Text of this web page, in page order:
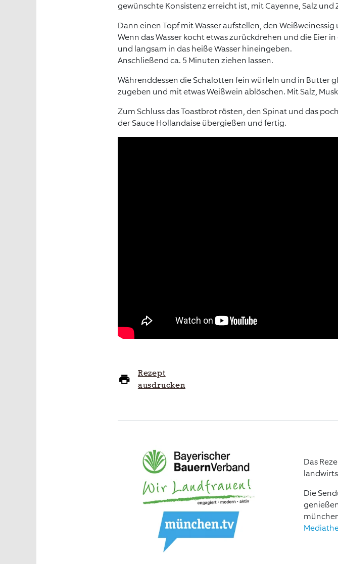
gewünschte Konsistenz erreicht ist, mit Cayenne, Salz
Dann einen Topf mit Wasser aufstellen, den Weißweinessig
Wenn das Wasser kocht etwas zurückdrehen und die Eier
und langsam in das heiße Wasser hineingeben.
Anschließend ca. 5 Minuten ziehen lassen.
Währenddessen die Schalotten fein würfeln und in Butter
zugeben und mit etwas Weißwein ablöschen. Mit Salz,
Zum Schluss das Toastbrot rösten, den Spinat und das
der Sauce Hollandaise übergießen und fertig.
Rezept
ausdrucken
Das
Die